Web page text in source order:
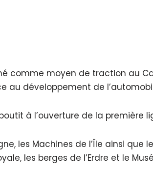
comme moyen de traction au
développement de
à l’ouverture de la première
les Machines de l’Île ainsi que
les berges de l’Erdre et le